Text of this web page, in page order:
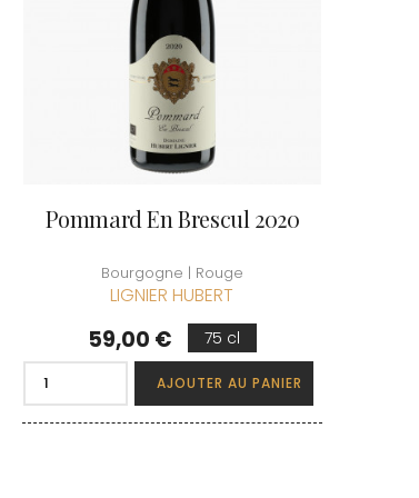
Pommard En Brescul 2020
Bourgogne | Rouge
LIGNIER HUBERT
Prix
59,00 € 75 cl
AJOUTER AU PANIER